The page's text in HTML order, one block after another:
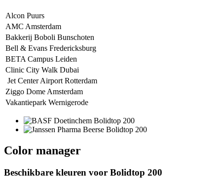
Alcon Puurs
AMC Amsterdam
Bakkerij Boboli Bunschoten
Bell & Evans Fredericksburg
BETA Campus Leiden
Clinic City Walk Dubai
Jet Center Airport Rotterdam
Ziggo Dome Amsterdam
Vakantiepark Wernigerode
Color manager
Beschikbare kleuren voor Bolidtop 200